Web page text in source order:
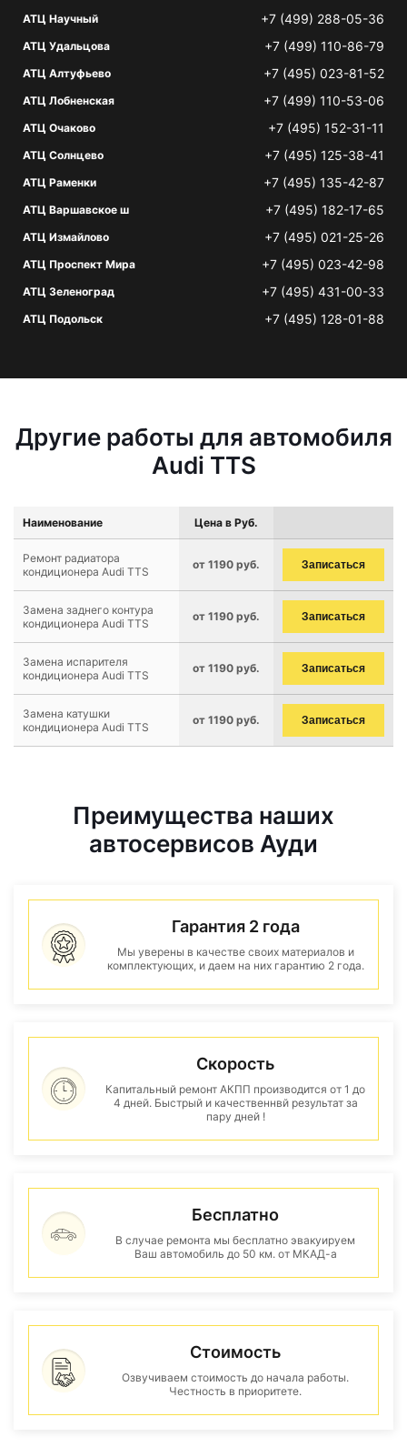
АТЦ Научный +7 (499) 288-05-36
АТЦ Удальцова +7 (499) 110-86-79
АТЦ Алтуфьево +7 (495) 023-81-52
АТЦ Лобненская +7 (499) 110-53-06
АТЦ Очаково +7 (495) 152-31-11
АТЦ Солнцево +7 (495) 125-38-41
АТЦ Раменки +7 (495) 135-42-87
АТЦ Варшавское ш +7 (495) 182-17-65
АТЦ Измайлово +7 (495) 021-25-26
АТЦ Проспект Мира +7 (495) 023-42-98
АТЦ Зеленоград +7 (495) 431-00-33
АТЦ Подольск +7 (495) 128-01-88
Другие работы для автомобиля
Audi TTS
Наименование Цена в Руб.
Ремонт радиатора
кондиционера Audi TTS
от 1190 руб. Записаться
Замена заднего контура
кондиционера Audi TTS
от 1190 руб. Записаться
Замена испарителя
кондиционера Audi TTS
от 1190 руб. Записаться
Замена катушки
кондиционера Audi TTS
от 1190 руб. Записаться
Преимущества наших
автосервисов Ауди
Гарантия 2 года
Мы уверены в качестве своих материалов и
комплектующих, и даем на них гарантию 2 года.
Скорость
Капитальный ремонт АКПП производится от 1 до
4 дней. Быстрый и качественнвй результат за
пару дней !
Бесплатно
В случае ремонта мы бесплатно эвакуируем
Ваш автомобиль до 50 км. от МКАД-а
Стоимость
Озвучиваем стоимость до начала работы.
Честность в приоритете.